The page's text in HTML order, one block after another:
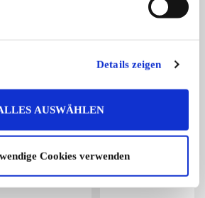
Details zeigen
AUSWÄHLEN
Cookies verwenden
SL
22.500,- €
Mercedes-Benz G-